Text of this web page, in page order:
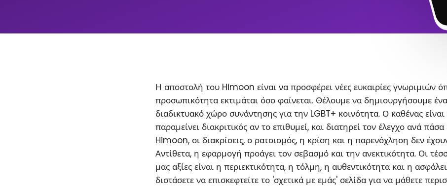
Η αποστολή του Himoon είναι να προσφέρει νέες ευκαιρίες γνωριμιών
προσωπικότητα εκτιμάται όσο φαίνεται. Θέλουμε να δημιουργήσουμε
διαδικτυακό χώρο συνάντησης για την LGBT+ κοινότητα. Ο καθένας
παραμείνει διακριτικός αν το επιθυμεί, και διατηρεί τον έλεγχο ανά
Himoon, οι διακρίσεις, ο ρατσισμός, η κρίση και η παρενόχληση δεν
Αντίθετα, η εφαρμογή προάγει τον σεβασμό και την ανεκτικότητα. Οι
μας αξίες είναι η περιεκτικότητα, η τόλμη, η αυθεντικότητα και η
διστάσετε να επισκεφτείτε το 'σχετικά με εμάς' σελίδα για να μάθετε